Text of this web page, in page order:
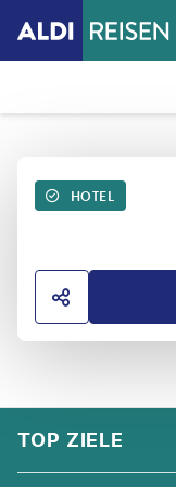
HOTEL
HOTEL
TOP ZIELE